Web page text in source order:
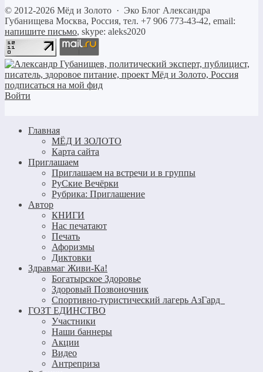
© 2012-2026 Мёд и Золото · Эко Блог Александра
Губанищева Москва, Россия, тел. +7 906 773-43-42, email:
напишите письмо, skype: aleks2020
Войти
Главная
МЁД И ЗОЛОТО
Карта сайта
Приглашаем
Приглашаем на встречи и в группы
РуСкие Вечёрки
Рубрика: Приглашение
Автор
КНИГИ
Нас печатают
Печать
Афоризмы
Диктовки
Здравмаг Живи-Ка!
Богатырское Здоровье
Здоровый Позвоночник
Спортивно-туристический лагерь АзГард
ГОЗТ ЕДИНСТВО
Участники
Наши баннеры
Акции
Видео
Антреприза